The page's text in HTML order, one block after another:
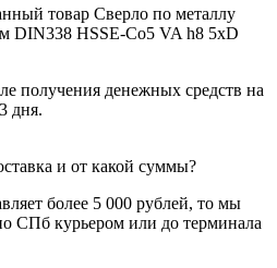
товар Сверло по металлу
DIN338 HSSE-Co5 VA h8 5xD
получения денежных средств на
дня.
и от какой суммы?
более 5 000 рублей, то мы
СПб курьером или до терминала